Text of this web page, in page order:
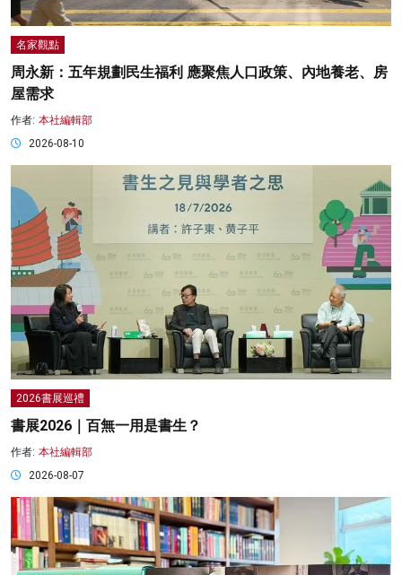
名家觀點
周永新：五年規劃民生福利 應聚焦人口政策、內地養老、房
屋需求
作者: 本社編輯部
2026-08-10
2026書展巡禮
書展2026｜百無一用是書生？
作者: 本社編輯部
2026-08-07